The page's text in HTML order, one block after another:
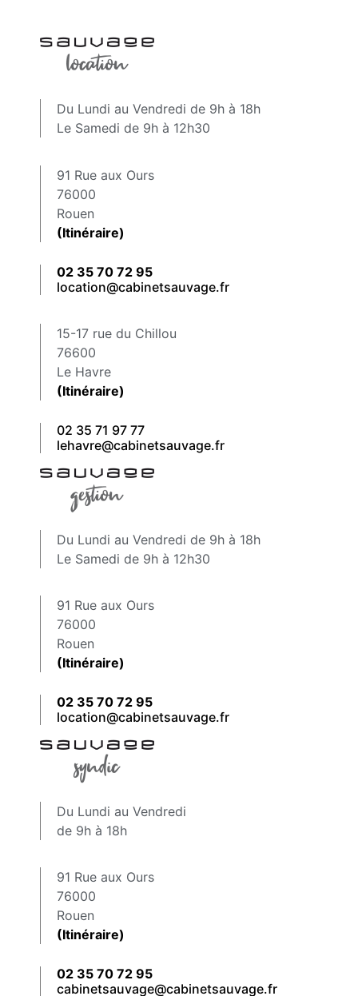
Du Lundi au Vendredi de 9h à 18h
Le Samedi de 9h à 12h30
91 Rue aux Ours
76000
Rouen
(Itinéraire)
02 35 70 72 95
location@cabinetsauvage.fr
15-17 rue du Chillou
76600
Le Havre
(Itinéraire)
02 35 71 97 77
lehavre@cabinetsauvage.fr
Du Lundi au Vendredi de 9h à 18h
Le Samedi de 9h à 12h30
91 Rue aux Ours
76000
Rouen
(Itinéraire)
02 35 70 72 95
location@cabinetsauvage.fr
Du Lundi au Vendredi
de 9h à 18h
91 Rue aux Ours
76000
Rouen
(Itinéraire)
02 35 70 72 95
cabinetsauvage@cabinetsauvage.fr